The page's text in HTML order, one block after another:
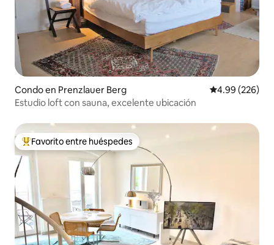
Condo en Prenzlauer Berg Calificación
4.99 (226)
Estudio loft con sauna, excelente ubicación
Favorito entre huéspedes preferido
Favorito entre huéspedes